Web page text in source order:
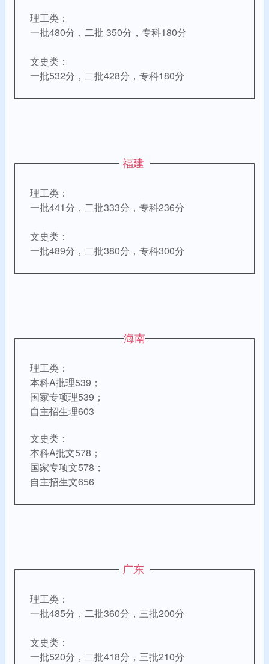
理工类：
一批480分，二批 350分，专科180分
文史类：
一批532分，二批428分，专科180分
福建
理工类：
一批441分，二批333分，专科236分
文史类：
一批489分，二批380分，专科300分
海南
理工类：
本科A批理539；
国家专项理539；
自主招生理603
文史类：
本科A批文578；
国家专项文578；
自主招生文656
广东
理工类：
一批485分，二批360分，三批200分
文史类：
一批520分，二批418分，三批210分